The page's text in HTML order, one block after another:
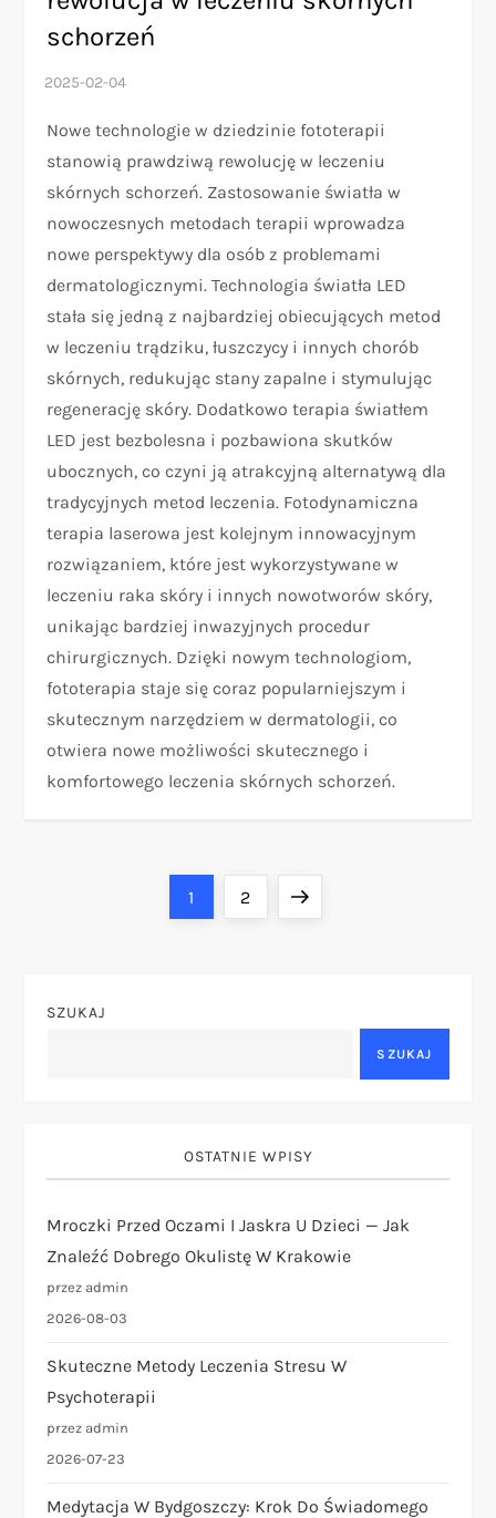
schorzeń
Nowe technologie w dziedzinie fototerapii
stanowią prawdziwą rewolucję w leczeniu
skórnych schorzeń. Zastosowanie światła w
nowoczesnych metodach terapii wprowadza
nowe perspektywy dla osób z problemami
dermatologicznymi. Technologia światła LED
stała się jedną z najbardziej obiecujących metod
w leczeniu trądziku, łuszczycy i innych chorób
skórnych, redukując stany zapalne i stymulując
regenerację skóry. Dodatkowo terapia światłem
LED jest bezbolesna i pozbawiona skutków
ubocznych, co czyni ją atrakcyjną alternatywą dla
tradycyjnych metod leczenia. Fotodynamiczna
terapia laserowa jest kolejnym innowacyjnym
rozwiązaniem, które jest wykorzystywane w
leczeniu raka skóry i innych nowotworów skóry,
unikając bardziej inwazyjnych procedur
chirurgicznych. Dzięki nowym technologiom,
fototerapia staje się coraz popularniejszym i
skutecznym narzędziem w dermatologii, co
otwiera nowe możliwości skutecznego i
komfortowego leczenia skórnych schorzeń.
w
Page
1 Page
2 Next
SZUKAJ
SZUKAJ
OSTATNIE WPISY
Mroczki Przed Oczami I Jaskra U Dzieci — Jak
Znaleźć Dobrego Okulistę W Krakowie
przez admin
2026-08-03
Skuteczne Metody Leczenia Stresu W
Psychoterapii
przez admin
2026-07-23
Medytacja W Bydgoszczy: Krok Do Świadomego